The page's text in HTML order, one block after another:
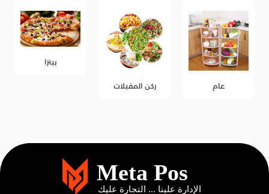
عام ركن المقبلات
بيتزا